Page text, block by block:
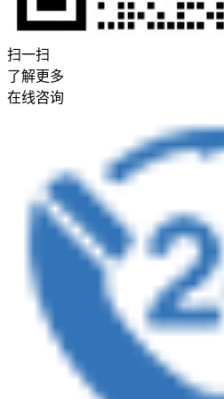
扫一扫
了解更多
在线咨询